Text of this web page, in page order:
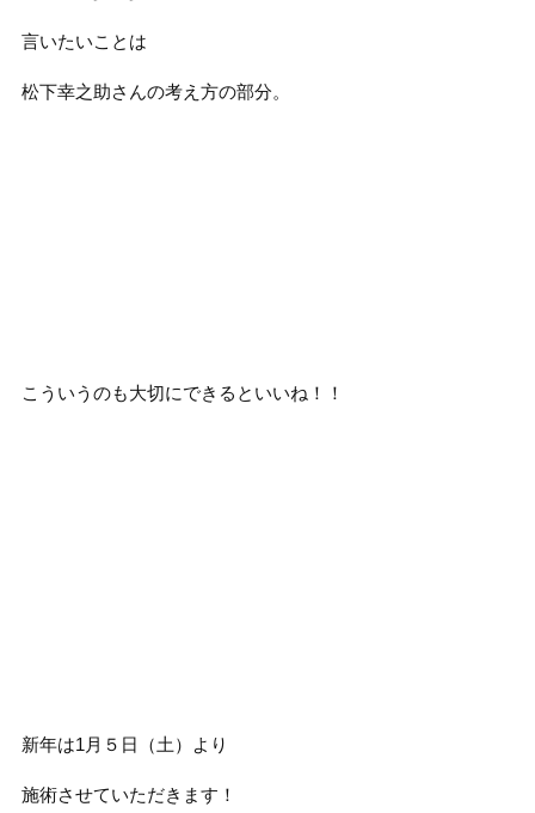
言いたいことは
松下幸之助さんの考え方の部分。
こういうのも大切にできるといいね！！
新年は1月５日（土）より
施術させていただきます！